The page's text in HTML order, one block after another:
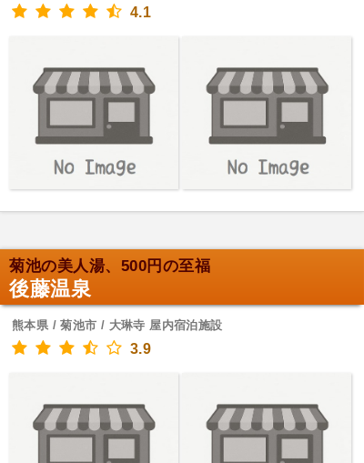
4.1
菊池の美人湯、500円の至福
後藤温泉
熊本県 / 菊池市 / 大琳寺 屋内宿泊施設
3.9